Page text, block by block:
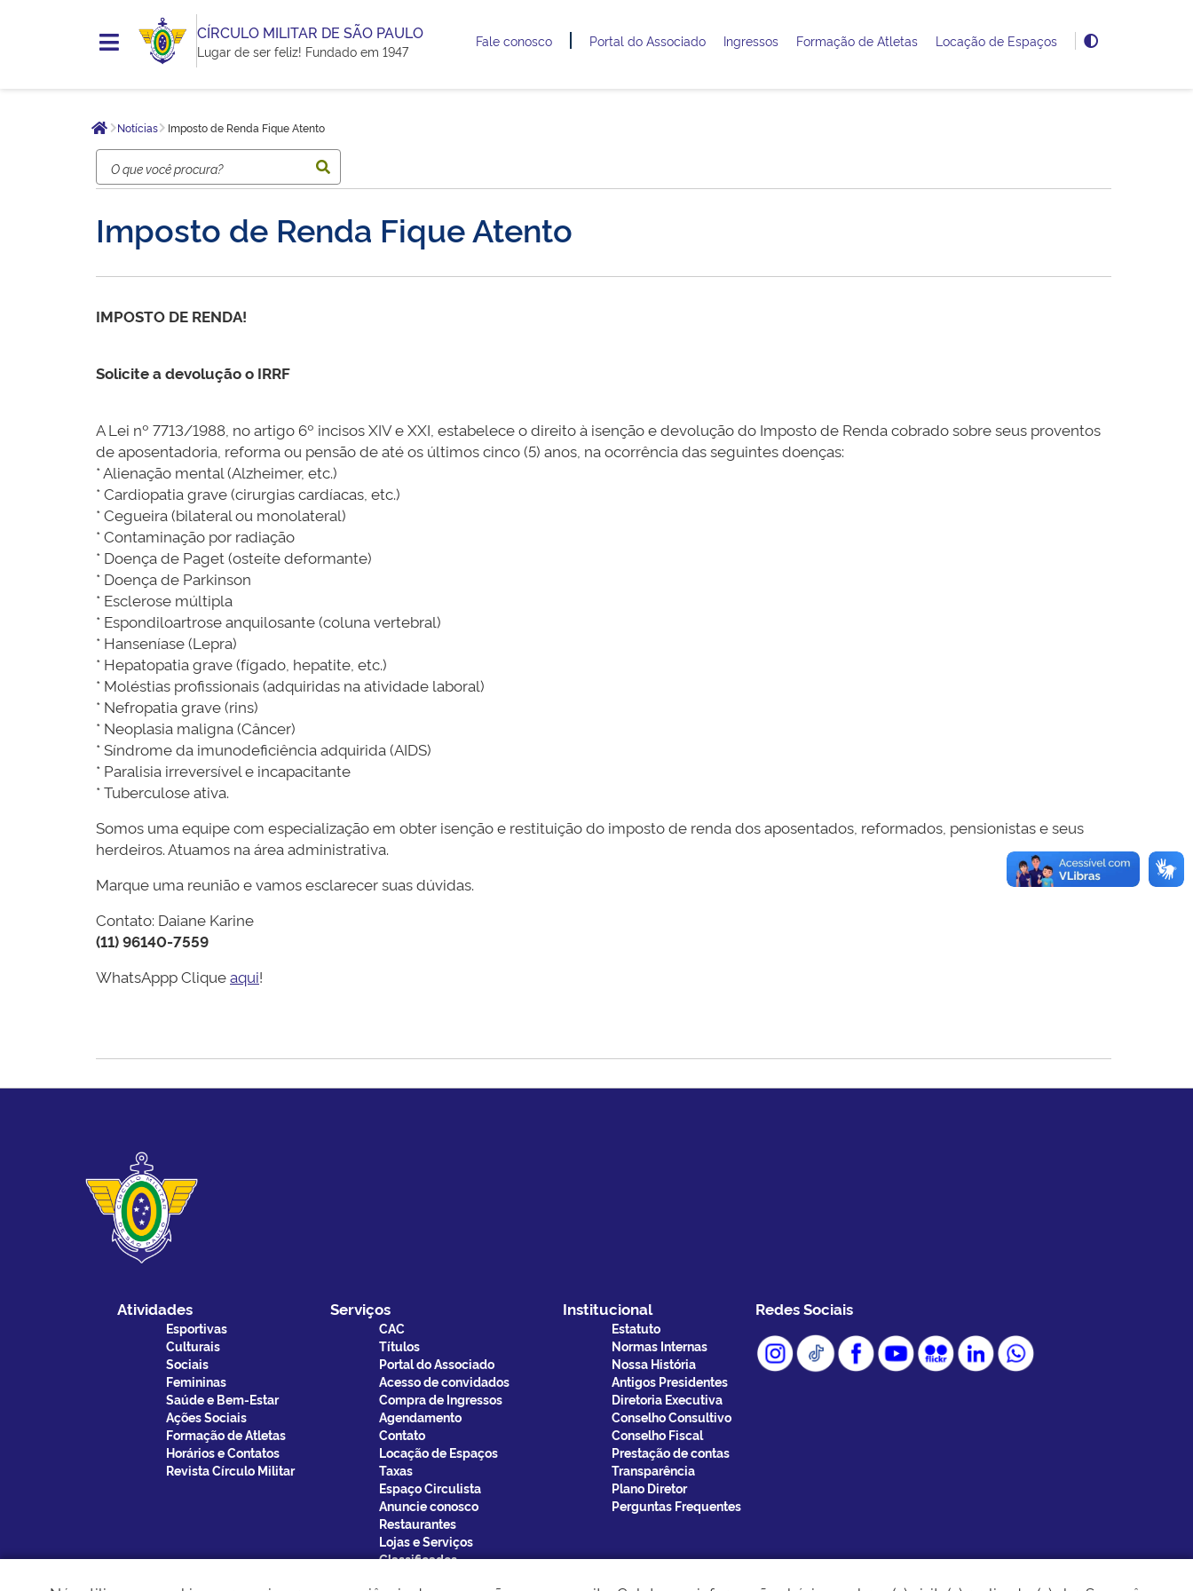
CÍRCULO MILITAR DE SÃO PAULO
Lugar de ser feliz! Fundado em 1947
Fale conosco Portal do Associado Ingressos Formação de Atletas Locação de Espaços
estáPágina inicial
Notícias Imposto de Renda Fique Atento
Imposto de Renda Fique Atento
IMPOSTO DE RENDA!
Solicite a devolução o IRRF
A Lei nº 7713/1988, no artigo 6º incisos XIV e XXI, estabelece o direito à isenção e devolução do Imposto de Renda cobrado sobre seus proventos
de aposentadoria, reforma ou pensão de até os últimos cinco (5) anos, na ocorrência das seguintes doenças:
* Alienação mental (Alzheimer, etc.)
* Cardiopatia grave (cirurgias cardíacas, etc.)
* Cegueira (bilateral ou monolateral)
* Contaminação por radiação
* Doença de Paget (osteíte deformante)
* Doença de Parkinson
* Esclerose múltipla
* Espondiloartrose anquilosante (coluna vertebral)
* Hanseníase (Lepra)
* Hepatopatia grave (fígado, hepatite, etc.)
* Moléstias profissionais (adquiridas na atividade laboral)
* Nefropatia grave (rins)
* Neoplasia maligna (Câncer)
* Síndrome da imunodeficiência adquirida (AIDS)
* Paralisia irreversível e incapacitante
* Tuberculose ativa.
Somos uma equipe com especialização em obter isenção e restituição do imposto de renda dos aposentados, reformados, pensionistas e seus
herdeiros. Atuamos na área administrativa.
Marque uma reunião e vamos esclarecer suas dúvidas.
Contato: Daiane Karine
(11) 96140-7559
WhatsAppp Cliqueaqui!
Atividades
Esportivas
Culturais
Sociais
Femininas
Saúde e Bem-Estar
Ações Sociais
Formação de Atletas
Horários e Contatos
Revista Círculo Militar
Serviços
CAC
Títulos
Portal do Associado
Acesso de convidados
Compra de Ingressos
Agendamento
Contato
Locação de Espaços
Taxas
Espaço Circulista
Anuncie conosco
Restaurantes
Lojas e Serviços
Classificados
Institucional
Estatuto
Normas Internas
Nossa História
Antigos Presidentes
Diretoria Executiva
Conselho Consultivo
Conselho Fiscal
Prestação de contas
Transparência
Plano Diretor
Perguntas Frequentes
Redes Sociais